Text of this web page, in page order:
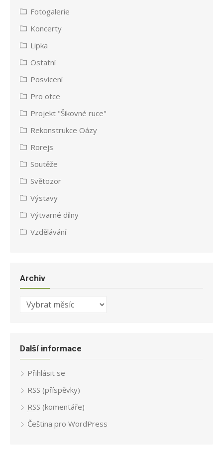
Fotogalerie
Koncerty
Lipka
Ostatní
Posvícení
Pro otce
Projekt "Šikovné ruce"
Rekonstrukce Oázy
Rorejs
Soutěže
Světozor
Výstavy
Výtvarné dílny
Vzdělávání
Archiv
Archiv
Další informace
Přihlásit se
RSS (příspěvky)
RSS (komentáře)
Čeština pro WordPress